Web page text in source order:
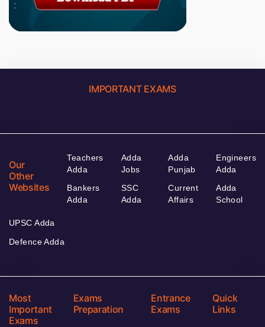
IMPORTANT EXAMS
Our
Other
Websites
Teachers
Adda
Bankers
Adda
Adda
Jobs
SSC
Adda
Adda
Punjab
Current
Affairs
Engineers
Adda
Adda
School
UPSC Adda
Defence Adda
Most
Important
Exams
Exams
Preparation
Entrance
Exams
Quick
Links